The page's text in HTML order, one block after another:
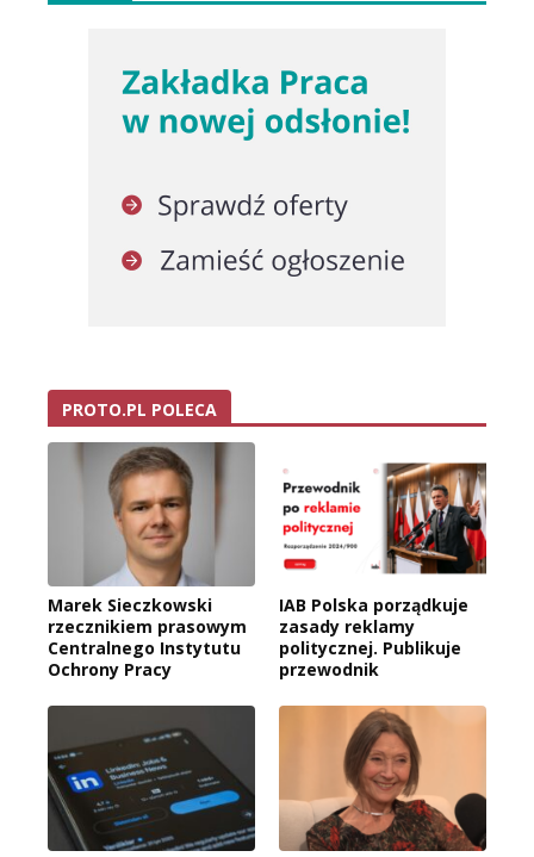
PROTO.PL POLECA
Marek Sieczkowski
rzecznikiem prasowym
Centralnego Instytutu
Ochrony Pracy
IAB Polska porządkuje
zasady reklamy
politycznej. Publikuje
przewodnik